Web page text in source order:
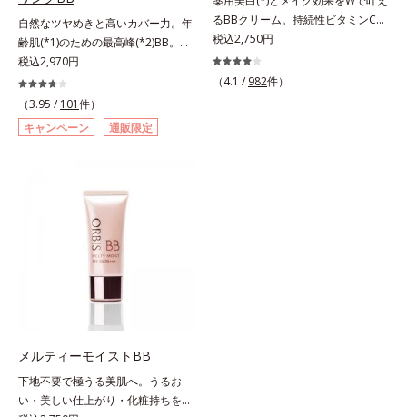
自然なツヤめきと高いカバー力。年
齢肌(*1)のための最高峰(*2)BB。年
齢肌(*1)のための最高峰(*2)BBクリ
ームです。肌のアラを光でふわりと
とばし、くすみや凹凸も軽やかにカ
バー。さらに厚みのあるテクスチャ
ーが均一にのび広がり、しっかりカ
悪さに対応した色設計で、白浮きせ
ずパッと明るい印象を叶えます。こ
れ1本で、日中美容クリーム・日焼
け止め・化粧下地・カラーコントロ
ール・コンシーラー・パウダー・フ
ァンデーションの7役を兼ねる多機
能BB。慌ただしい朝でもパパッと
塗るだけで、厚塗り感のない、自然
なツヤめきのある美肌に整えます。
*1 年齢を重ねた肌*2 オルビス内BB
クリームのカバー力
税込2,970円
（3.95 / 101件）
キャンペーン
通販限定
るBBクリーム。持続性ビタミンC誘
導体で美白しながらくすみのない軽
やか美肌を長時間キープ。メイクし
ながら日中美白(*)効果も発揮する、
税込2,750円
（4.1 / 982件）
メルティーモイストBB
下地不要で極うる美肌へ。うるお
い・美しい仕上がり・化粧持ちを実